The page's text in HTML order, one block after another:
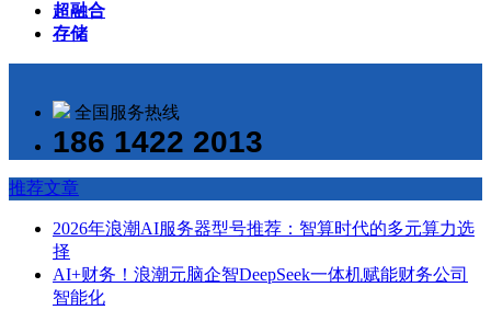
超融合
存储
全国服务热线
186 1422 2013
推荐文章
2026年浪潮AI服务器型号推荐：智算时代的多元算力选
择
AI+财务！浪潮元脑企智DeepSeek一体机赋能财务公司
智能化